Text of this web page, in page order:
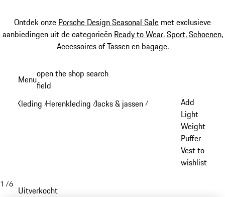
Ontdek onze Porsche Design Seasonal Sale met exclusieve
aanbiedingen uit de categorieën Ready to Wear,Sport,Schoenen,
AccessoiresofTassen en bagage.
hoofdinhoud
Menuopen the shop search
field
Kleding /Herenkleding /Jacks & jassen /
Add
Light
Weight
Puffer
Vest to
wishlist
1 /6
Uitverkocht